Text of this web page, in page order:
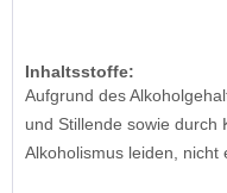
Inhaltsstoffe:
Aufgrund des
und Stillende sowie durch
Alkoholismus leiden, nicht